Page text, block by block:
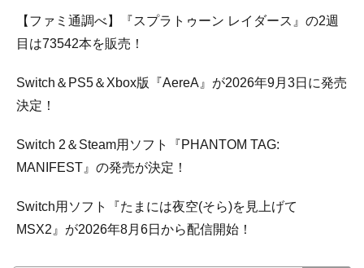
【ファミ通調べ】『スプラトゥーン レイダース』の2週
目は73542本を販売！
Switch＆PS5＆Xbox版『AereA』が2026年9月3日に発売
決定！
Switch 2＆Steam用ソフト『PHANTOM TAG:
MANIFEST』の発売が決定！
Switch用ソフト『たまには夜空(そら)を見上げて
MSX2』が2026年8月6日から配信開始！